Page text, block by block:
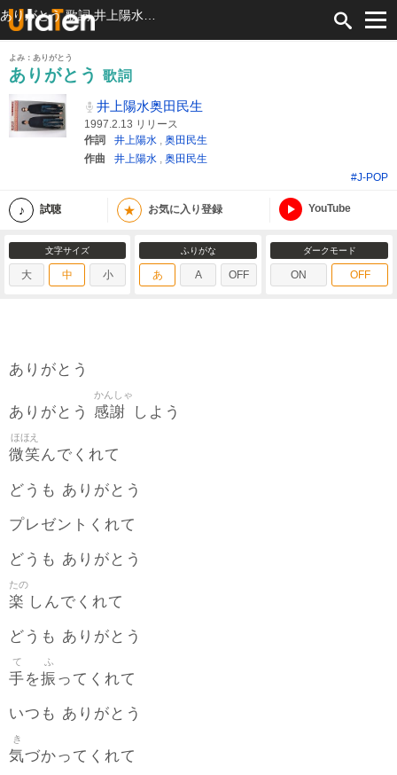
よみ：ありがとう
ありがとう
歌詞
井上陽水奥田民生
1997.2.13 リリース
作詞
井上陽水 , 奥田民生
作曲
井上陽水 , 奥田民生
#J-POP
試聴 ★ お気に入り登録 YouTube
文字サイズ
大 中 小
ふりがな
あ A OFF
ダークモード
ON OFF
ありがとう
ありがとう 感謝
かんしゃ
しよう
微笑
ほほえ
んでくれて
どうも ありがとう
プレゼントくれて
どうも ありがとう
楽
たの
しんでくれて
どうも ありがとう
手
て
を振
ふ
ってくれて
いつも ありがとう
気
き
づかってくれて